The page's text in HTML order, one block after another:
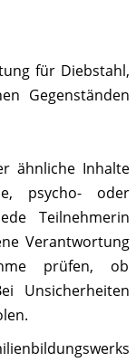
für Diebstahl,
Gegenständen
ähnliche Inhalte
psycho- oder
Teilnehmerin
Verantwortung
prüfen, ob
Unsicherheiten